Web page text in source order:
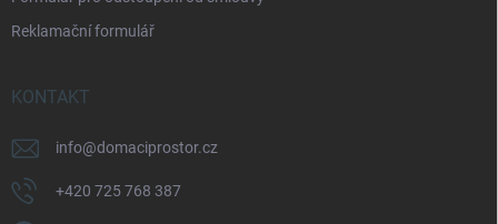
Reklamační formulář
KONTAKT
info@domaciprostor.cz
+420 725 768 387